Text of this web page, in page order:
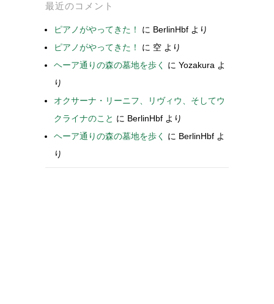
最近のコメント
ピアノがやってきた！ に BerlinHbf より
ピアノがやってきた！
に 空 より
ヘーア通りの森の墓地を歩く
に Yozakura よ
り
オクサーナ・リーニフ、リヴィウ、そしてウ
クライナのこと に BerlinHbf より
ヘーア通りの森の墓地を歩く
に BerlinHbf よ
り